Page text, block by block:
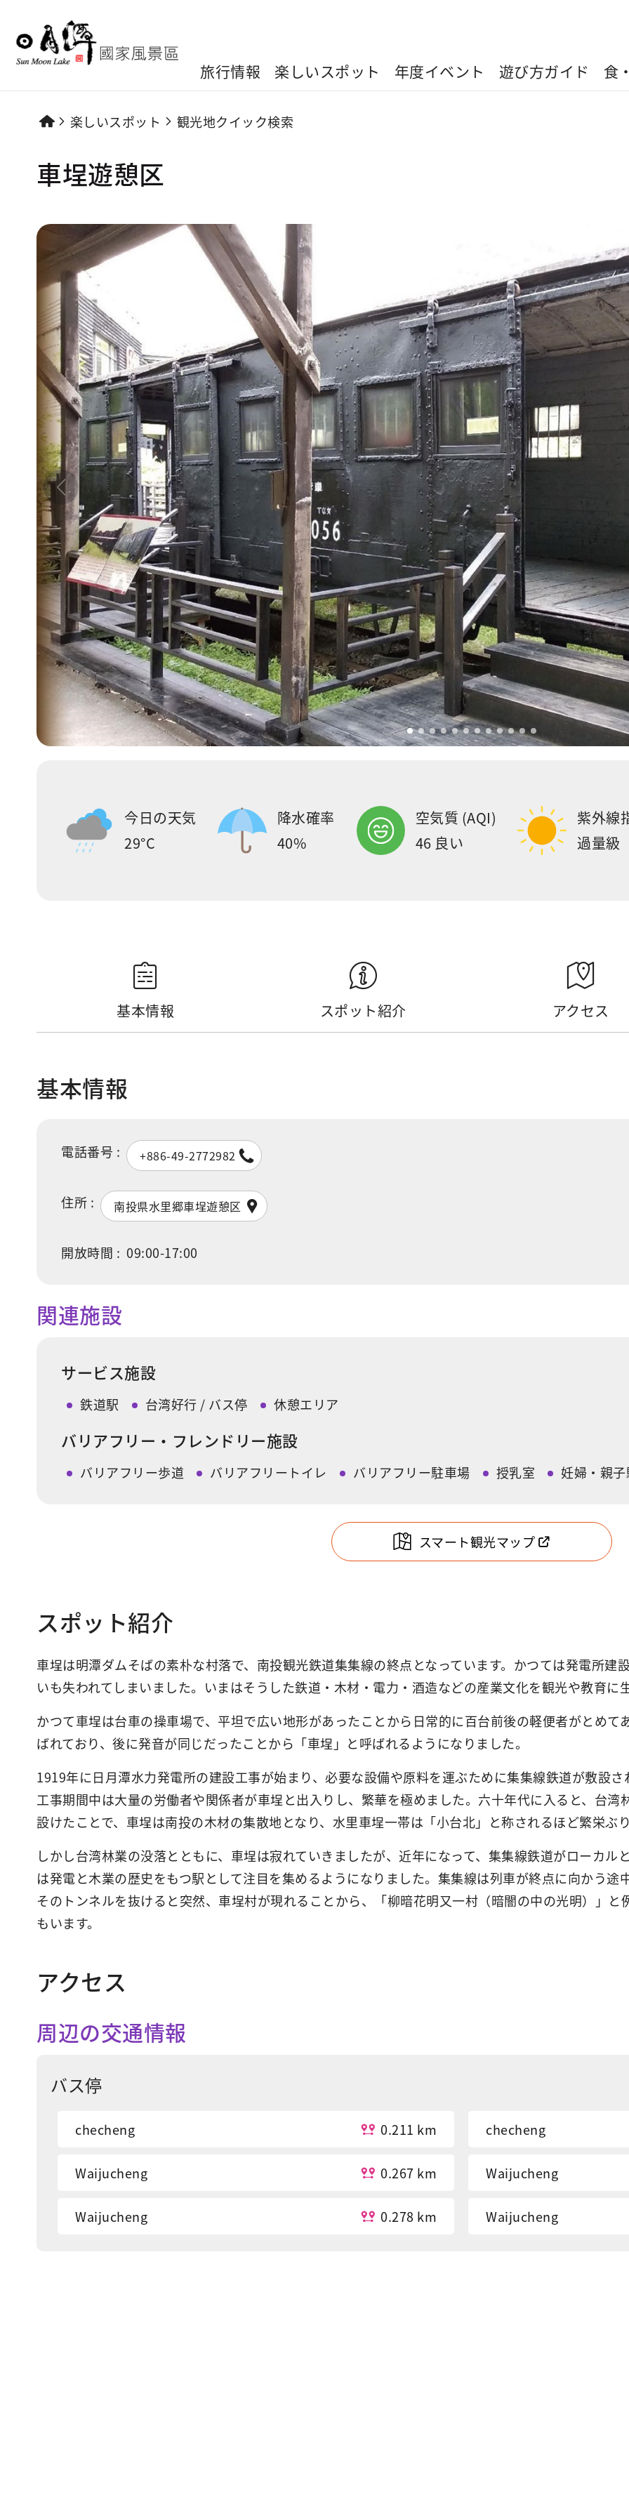
旅行情報 楽しいスポット 年度イベント 遊び方ガイド 食
楽しいスポット 観光地クイック検索
車埕遊憩区
今日の天気
29°C
降水確率
40%
空気質 (AQI)
46 良い
紫外線
過量級
基本情報 スポット紹介 アクセス
基本情報
電話番号 : +886-49-2772982
住所 : 南投県水里郷車埕遊憩区
開放時間 : 09:00-17:00
関連施設
サービス施設
鉄道駅 台湾好行 / バス停 休憩エリア
バリアフリー・フレンドリー施設
バリアフリー歩道 バリアフリートイレ バリアフリー駐車場 授乳室 妊婦・親
スマート観光マップ
スポット紹介
車埕は明潭ダムそばの素朴な村落で、南投観光鉄道集集線の終点となっています。かつては発電所建
いも失われてしまいました。いまはそうした鉄道・木材・電力・酒造などの産業文化を観光や教育に
かつて車埕は台車の操車場で、平坦で広い地形があったことから日常的に百台前後の軽便者がとめ
ばれており、後に発音が同じだったことから「車埕」と呼ばれるようになりました。
1919年に日月潭水力発電所の建設工事が始まり、必要な設備や原料を運ぶために集集線鉄道が敷設
工事期間中は大量の労働者や関係者が車埕と出入りし、繁華を極めました。六十年代に入ると、台
設けたことで、車埕は南投の木材の集散地となり、水里車埕一帯は「小台北」と称されるほど繁栄ぶ
しかし台湾林業の没落とともに、車埕は寂れていきましたが、近年になって、集集線鉄道がローカ
は発電と木業の歴史をもつ駅として注目を集めるようになりました。集集線は列車が終点に向かう
そのトンネルを抜けると突然、車埕村が現れることから、「柳暗花明又一村（暗闇の中の光明）」
もいます。
アクセス
周辺の交通情報
バス停
checheng 0.211 km checheng
Waijucheng 0.267 km Waijucheng
Waijucheng 0.278 km Waijucheng